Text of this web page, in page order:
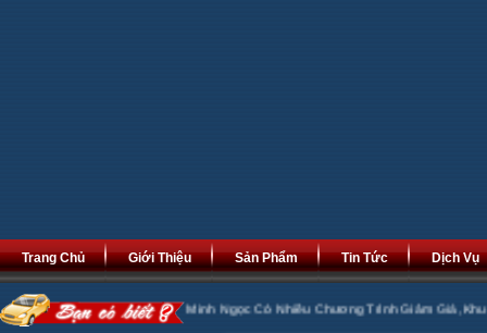
Trang Chủ Giới Thiệu Sản Phẩm Tin Tức Dịch Vụ
Tài Phát Lộc. Minh Ngọc Có Nhiều Chương Trình Giảm Giá ,Khuyến Mại